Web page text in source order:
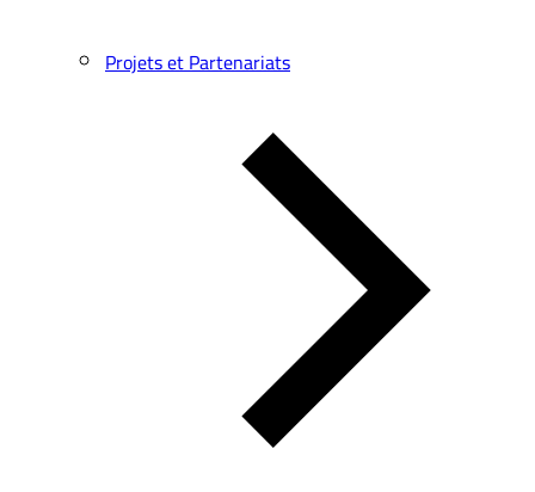
Projets et Partenariats